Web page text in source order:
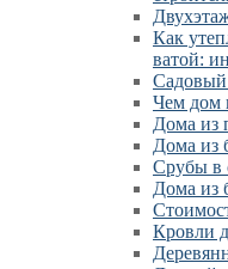
Как
ватой:
Садовый
Чем дом
Дома из
Дома из
Срубы в
Дома из
Кровли